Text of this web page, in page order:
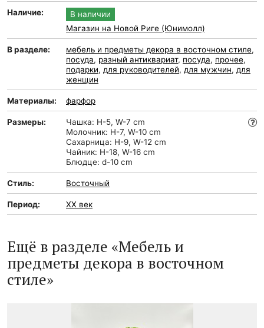
Наличие:
В наличии
Магазин на Новой Риге (Юнимолл)
В разделе: мебель и предметы декора в восточном стиле,
посуда, разный антиквариат, посуда, прочее,
подарки, для руководителей, для мужчин, для
женщин
Материалы: фарфор
Размеры:
Чашка: H-5, W-7 cm
Молочник: H-7, W-10 cm
Сахарница: H-9, W-12 cm
Чайник: H-18, W-16 сm
Блюдце: d-10 cm
Стиль: Восточный
Период: XX век
Ещё в разделе «Мебель и
предметы декора в восточном
стиле»